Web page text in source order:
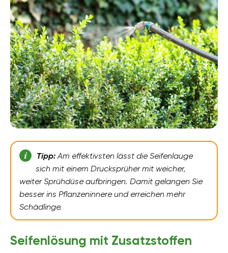
Tipp: Am effektivsten lässt die Seifenlauge
sich mit einem Drucksprüher mit weicher,
weiter Sprühdüse aufbringen. Damit gelangen Sie
besser ins Pflanzeninnere und erreichen mehr
Schädlinge.
Seifenlösung mit Zusatzstoffen